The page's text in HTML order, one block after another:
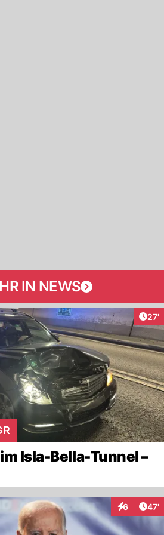
IN NEWS
27'
Isla-Bella-Tunnel –
6 47'